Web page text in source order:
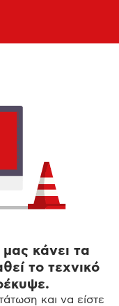
κάνει τα
το τεχνικό
και να είστε